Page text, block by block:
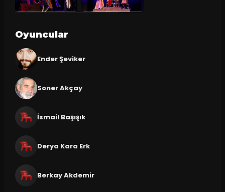
Oyuncular
Ender Şeviker
Soner Akçay
İsmail Başışık
Derya Kara Erk
Berkay Akdemir